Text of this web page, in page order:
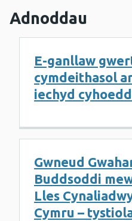
Adnoddau
E-ganllaw
cymdeithasol
iechyd
Gwneud
Buddsoddi
Lles
Cymru –